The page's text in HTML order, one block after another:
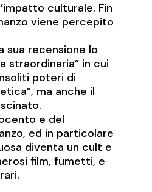
culturale. Fin
viene percepito
sua recensione lo
straordinaria” in cui
poteri di
ma anche il
e del
ed in particolare
diventa un cult e
film, fumetti, e